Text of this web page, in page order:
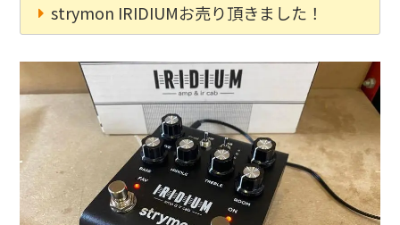
strymon IRIDIUMお売り頂きました！